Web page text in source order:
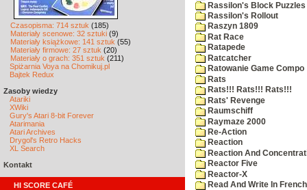
Czasopisma: 714 sztuk (185)
Materiały scenowe: 32 sztuki (9)
Materiały książkowe: 141 sztuk (55)
Materiały firmowe: 27 sztuk (20)
Materiały o grach: 351 sztuk (211)
Spiżarnia Voya na Chomikuj.pl
Bajtek Redux
Zasoby wiedzy
Atariki
XWiki
Gury's Atari 8-bit Forever
Atarimania
Atari Archives
Drygol's Retro Hacks
XL Search
Kontakt
HI SCORE CAFÉ
Rassilon's Block Puzzles
Rassilon's Rollout
Raszyn 1809
Rat Race
Ratapede
Ratcatcher
Ratowanie Game Compo
Rats
Rats!!! Rats!!! Rats!!!
Rats' Revenge
Raumschiff
Raymaze 2000
Re-Action
Reaction
Reaction And
Reactor Five
Reactor-X
Read And Write In